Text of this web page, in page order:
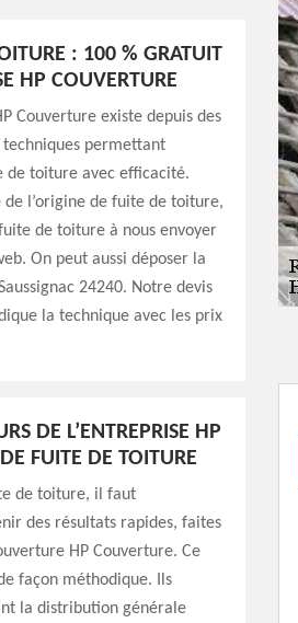
: 100 % GRATUIT
HP COUVERTURE
Couverture existe depuis des
techniques permettant
de toiture avec efficacité.
l’origine de fuite de toiture,
de toiture à nous envoyer
On peut aussi déposer la
24240. Notre devis
la technique avec les prix
DE L’ENTREPRISE HP
FUITE DE TOITURE
de toiture, il faut
des résultats rapides, faites
HP Couverture. Ce
façon méthodique. Ils
la distribution générale